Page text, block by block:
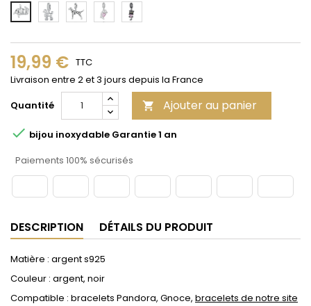
3
19,99 € TTC
Livraison entre 2 et 3 jours depuis la France
Quantité
 Ajouter au panier
 bijou inoxydable Garantie 1 an
Paiements 100% sécurisés
DESCRIPTION DÉTAILS DU PRODUIT
Matière : argent s925
Couleur : argent, noir
Compatible : bracelets Pandora, Gnoce, bracelets de notre site